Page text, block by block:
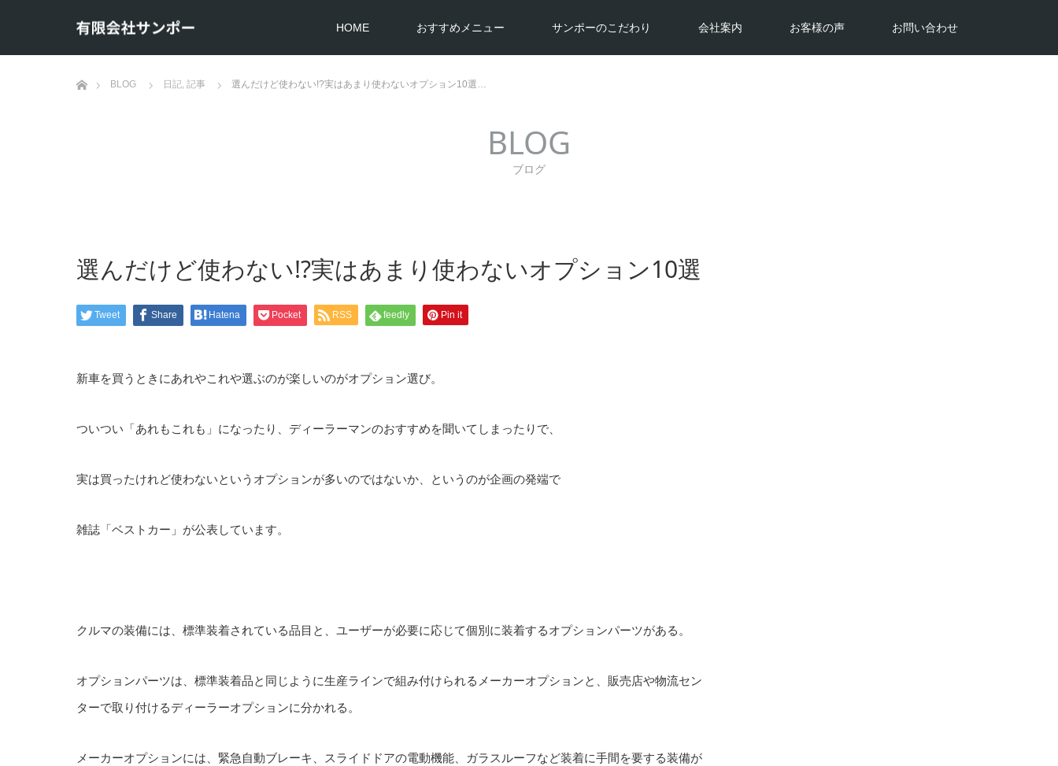
HOME おすすめメニュー サンポーのこだわり 会社案内 お客様の声 お問い合わせ
BLOG 日記, 記事 選んだけど使わない!?実はあまり使わないオプション10選…
BLOG
ブログ
選んだけど使わない!?実はあまり使わないオプション10選
Tweet Share Hatena Pocket RSS feedly Pin it
新車を買うときにあれやこれや選ぶのが楽しいのがオプション選び。
ついつい「あれもこれも」になったり、ディーラーマンのおすすめを聞いてしまったりで、
実は買ったけれど使わないというオプションが多いのではないか、というのが企画の発端で
雑誌「ベストカー」が公表しています。
クルマの装備には、標準装着されている品目と、ユーザーが必要に応じて個別に装着するオプションパーツがある。
オプションパーツは、標準装着品と同じように生産ラインで組み付けられるメーカーオプションと、販売店や物流セン
ターで取り付けるディーラーオプションに分かれる。
メーカーオプションには、緊急自動ブレーキ、スライドドアの電動機能、ガラスルーフなど装着に手間を要する装備が